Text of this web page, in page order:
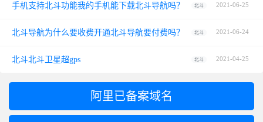
手机支持北斗功能我的手机能下载北斗导航吗？ 北斗 2021-06-25
北斗导航为什么要收费开通北斗导航要付费吗？ 北斗 2021-06-24
北斗北斗卫星超gps 北斗 2021-04-25
阿里已备案域名